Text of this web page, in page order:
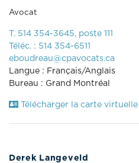
Avocat
T. 514 354-3645, poste 111
Téléc. : 514 354-6511
eboudreau@cpavocats.ca
Langue : Français/Anglais
Bureau : Grand Montréal
Télécharger la carte virtuelle
Derek Langeveld